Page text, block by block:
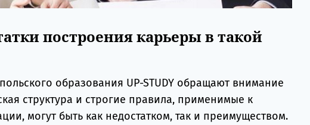
построения карьеры в такой
образования UP-STUDY обращают внимание
структура и строгие правила, применимые к
могут быть как недостатком, так и преимуществом.